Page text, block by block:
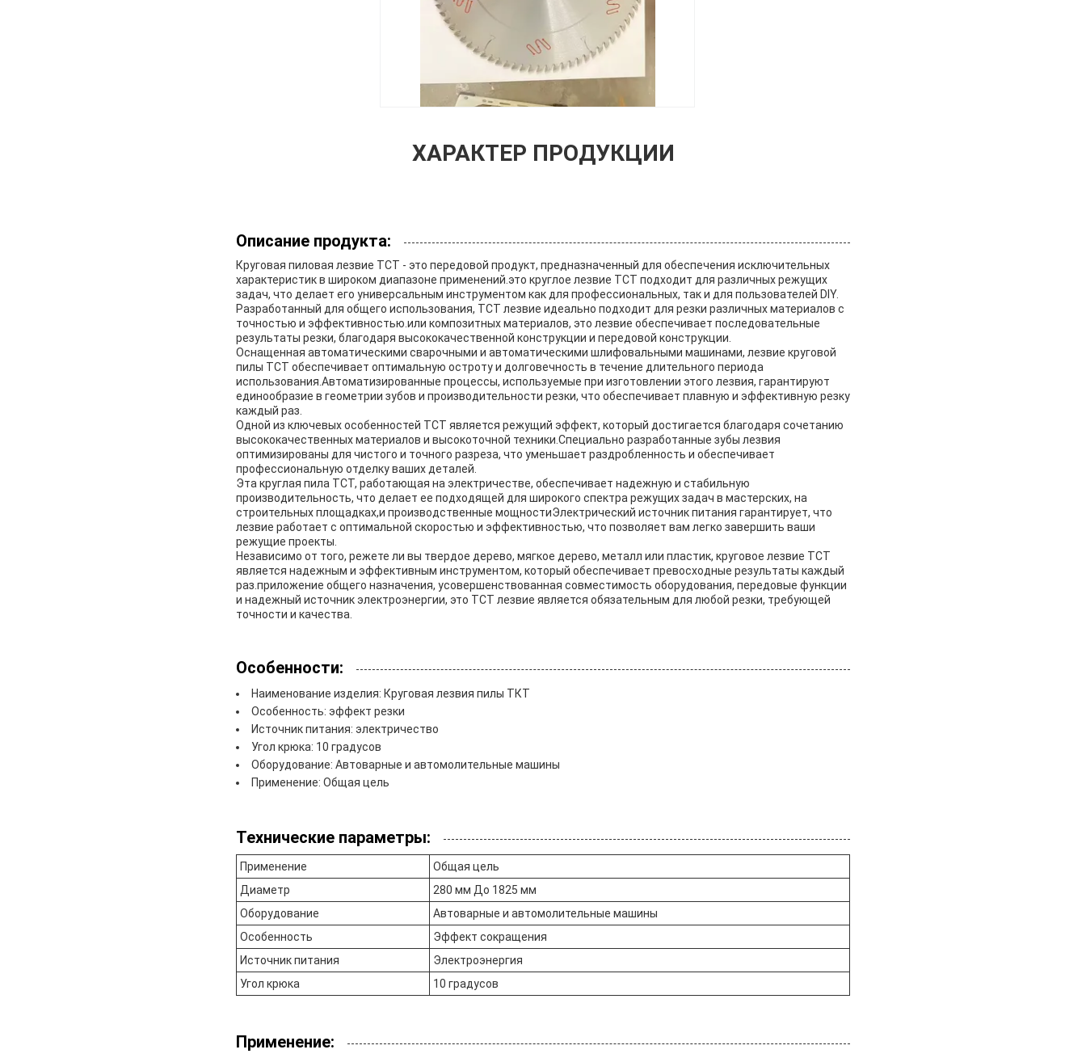
ХАРАКТЕР ПРОДУКЦИИ
Описание продукта:
Круговая пиловая лезвие TCT - это передовой продукт, предназначенный для обеспечения исключительных
характеристик в широком диапазоне применений.это круглое лезвие TCT подходит для различных режущих
задач, что делает его универсальным инструментом как для профессиональных, так и для пользователей DIY.
Разработанный для общего использования, TCT лезвие идеально подходит для резки различных материалов с
точностью и эффективностью.или композитных материалов, это лезвие обеспечивает последовательные
результаты резки, благодаря высококачественной конструкции и передовой конструкции.
Оснащенная автоматическими сварочными и автоматическими шлифовальными машинами, лезвие круговой
пилы TCT обеспечивает оптимальную остроту и долговечность в течение длительного периода
использования.Автоматизированные процессы, используемые при изготовлении этого лезвия, гарантируют
единообразие в геометрии зубов и производительности резки, что обеспечивает плавную и эффективную резку
каждый раз.
Одной из ключевых особенностей TCT является режущий эффект, который достигается благодаря сочетанию
высококачественных материалов и высокоточной техники.Специально разработанные зубы лезвия
оптимизированы для чистого и точного разреза, что уменьшает раздробленность и обеспечивает
профессиональную отделку ваших деталей.
Эта круглая пила TCT, работающая на электричестве, обеспечивает надежную и стабильную
производительность, что делает ее подходящей для широкого спектра режущих задач в мастерских, на
строительных площадках,и производственные мощностиЭлектрический источник питания гарантирует, что
лезвие работает с оптимальной скоростью и эффективностью, что позволяет вам легко завершить ваши
режущие проекты.
Независимо от того, режете ли вы твердое дерево, мягкое дерево, металл или пластик, круговое лезвие TCT
является надежным и эффективным инструментом, который обеспечивает превосходные результаты каждый
раз.приложение общего назначения, усовершенствованная совместимость оборудования, передовые функции
и надежный источник электроэнергии, это TCT лезвие является обязательным для любой резки, требующей
точности и качества.
Особенности:
Наименование изделия: Круговая лезвия пилы ТКТ
Особенность: эффект резки
Источник питания: электричество
Угол крюка: 10 градусов
Оборудование: Автоварные и автомолительные машины
Применение: Общая цель
Технические параметры:
Применение
Общая цель
Диаметр
280 мм До 1825 мм
Оборудование
Автоварные и автомолительные машины
Особенность
Эффект сокращения
Источник питания
Электроэнергия
Угол крюка
10 градусов
Применение: